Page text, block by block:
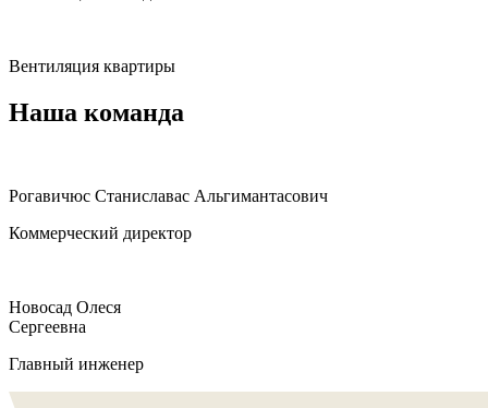
Вентиляция квартиры
Наша команда
Рогавичюс Станиславас Альгимантасович
Коммерческий директор
Новосад Олеся
Сергеевна
Главный инженер